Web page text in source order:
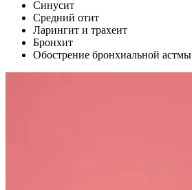
Синусит
Средний отит
Ларингит и трахеит
Бронхит
Обострение бронхиальной астмы